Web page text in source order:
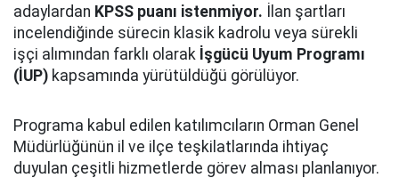
adaylardan KPSS puanı istenmiyor. İlan şartları
incelendiğinde sürecin klasik kadrolu veya sürekli
işçi alımından farklı olarak İşgücü Uyum Programı
(İUP) kapsamında yürütüldüğü görülüyor.
Programa kabul edilen katılımcıların Orman Genel
Müdürlüğünün il ve ilçe teşkilatlarında ihtiyaç
duyulan çeşitli hizmetlerde görev alması planlanıyor.